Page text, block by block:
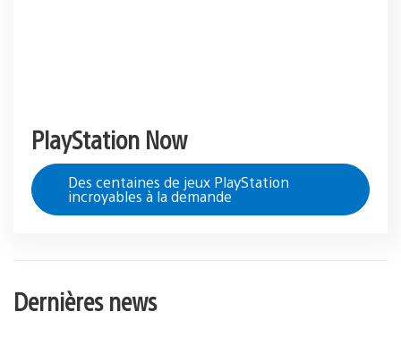
PlayStation Now
Des centaines de jeux PlayStation
incroyables à la demande
Dernières news